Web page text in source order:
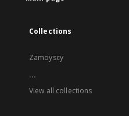
Collections
Zamoyscy
...
View all collections